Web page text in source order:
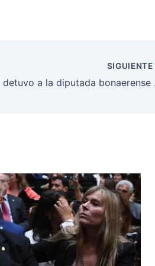
SIGUIENTE
Israel